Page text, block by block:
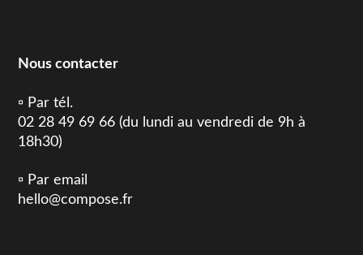
Nous contacter
▫️ Par tél.
02 28 49 69 66 (du lundi au vendredi de 9h à
18h30)
▫️ Par email
hello@compose.fr